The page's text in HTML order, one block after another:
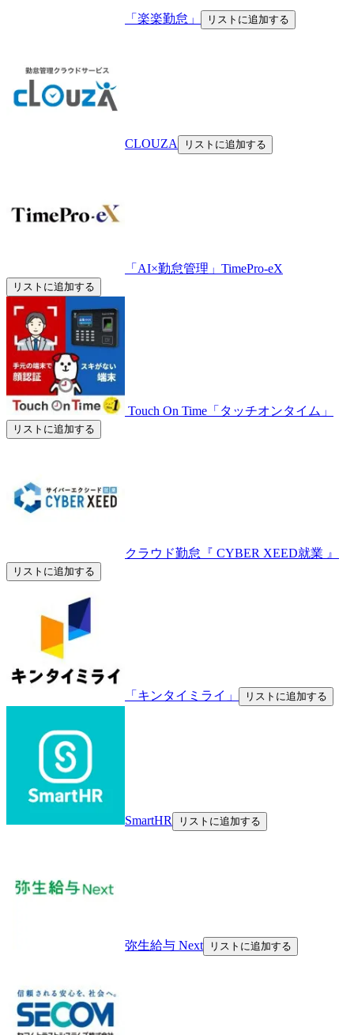
「楽楽勤怠」 リストに追加する
CLOUZA リストに追加する
「AI×勤怠管理」TimePro-eX
リストに追加する
Touch On Time「タッチオンタイム」
リストに追加する
クラウド勤怠『 CYBER XEED就業 』
リストに追加する
「キンタイミライ」 リストに追加する
SmartHR リストに追加する
弥生給与 Next リストに追加する